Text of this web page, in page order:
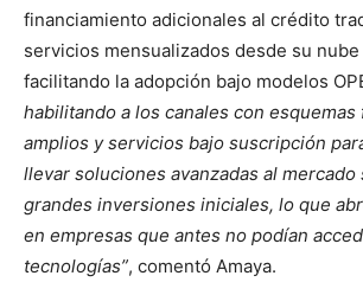
financiamiento adicionales al crédito
servicios mensualizados desde su
facilitando la adopción bajo modelos
habilitando a los canales con esquemas
amplios y servicios bajo suscripción
llevar soluciones avanzadas al
grandes inversiones iniciales, lo que
en empresas que antes no podían
tecnologías”, comentó Amaya.